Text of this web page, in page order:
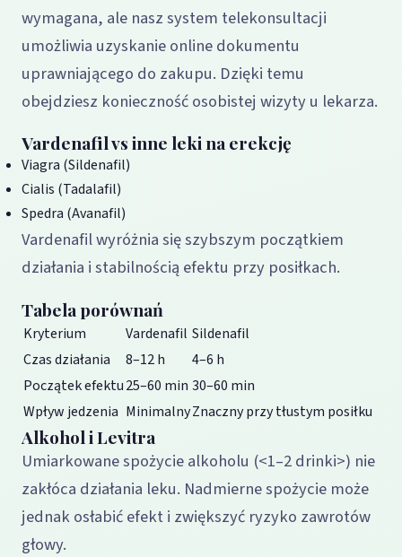
wymagana, ale nasz system telekonsultacji
umożliwia uzyskanie online dokumentu
uprawniającego do zakupu. Dzięki temu
obejdziesz konieczność osobistej wizyty u lekarza.
Vardenafil vs inne leki na erekcję
Viagra (Sildenafil)
Cialis (Tadalafil)
Spedra (Avanafil)
Vardenafil wyróżnia się szybszym początkiem
działania i stabilnością efektu przy posiłkach.
Tabela porównań
Kryterium Vardenafil Sildenafil
Czas działania
8–12 h
4–6 h
Początek efektu25–60 min 30–60 min
Wpływ jedzenia MinimalnyZnaczny przy tłustym posiłku
Alkohol i Levitra
Umiarkowane spożycie alkoholu (<1–2 drinki>) nie
zakłóca działania leku. Nadmierne spożycie może
jednak osłabić efekt i zwiększyć ryzyko zawrotów
głowy.